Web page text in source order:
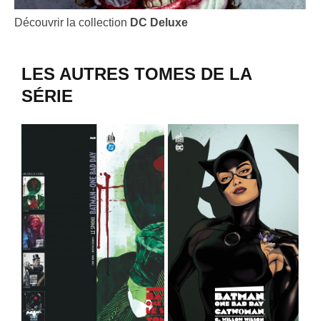
Découvrir la collection DC Deluxe
LES AUTRES TOMES DE LA
SÉRIE